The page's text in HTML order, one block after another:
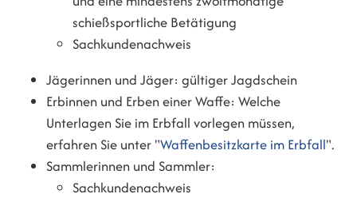
schießsportliche Betätigung
Sachkundenachweis
Jägerinnen und Jäger: gültiger Jagdschein
Erbinnen und Erben einer Waffe: Welche
Unterlagen Sie im Erbfall vorlegen müssen,
erfahren Sie unter "Waffenbesitzkarte im Erbfall".
Sammlerinnen und Sammler:
Sachkundenachweis